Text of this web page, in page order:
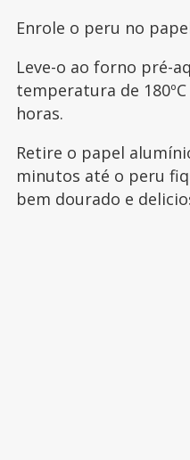
Enrole o peru no
Leve-o ao forno pré-
temperatura de
horas.
Retire o papel
minutos até o peru
bem dourado e